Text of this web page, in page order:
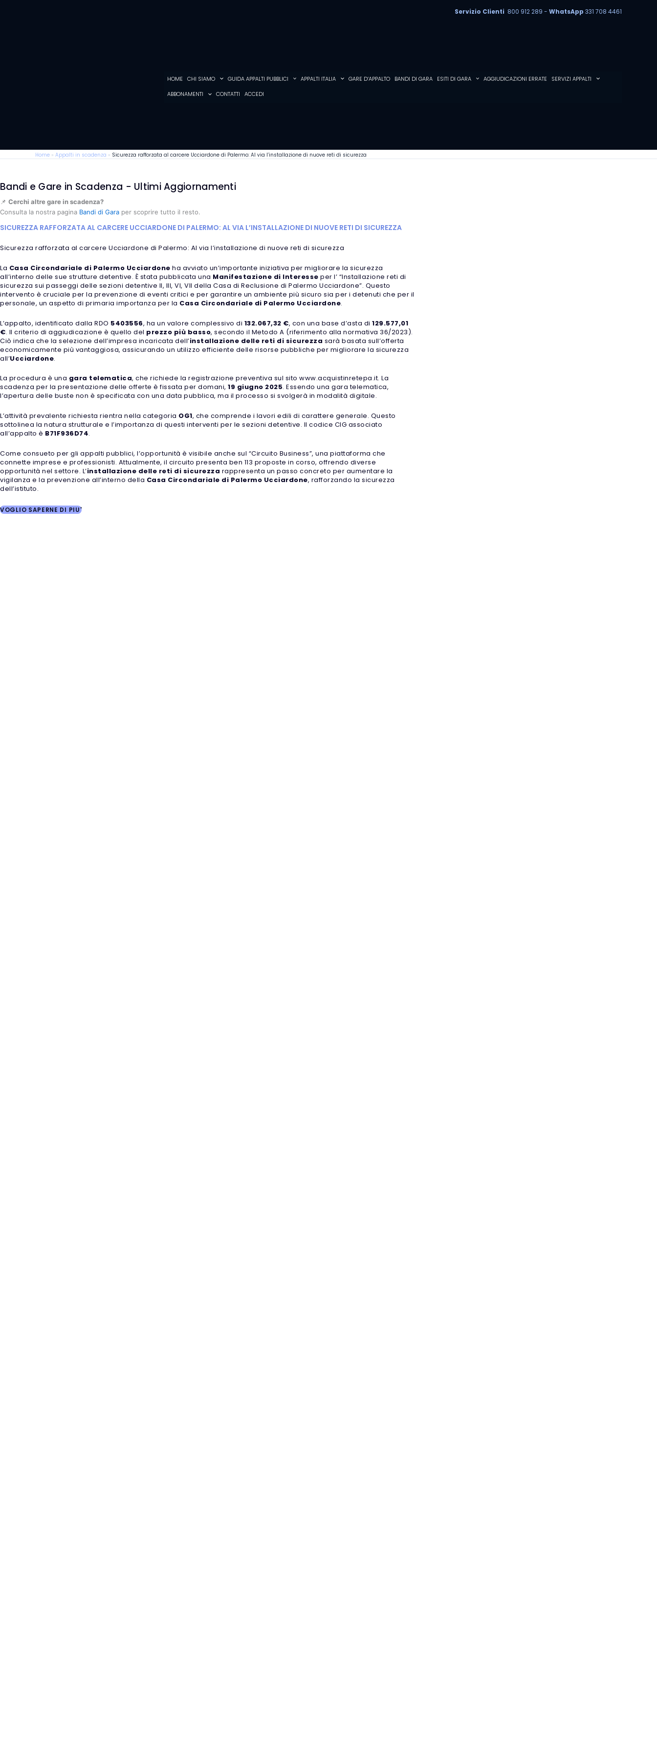
Servizio Clienti 800 912 289 - WhatsApp 331 708 4461
HOME CHI SIAMO GUIDA APPALTI PUBBLICI APPALTI ITALIA GARE D’APPALTO BANDI DI GARA ESITI DI GARA AGGIUDICAZIONI ERRATE
SERVIZI APPALTI
ABBONAMENTI
CONTATTI ACCEDI
Home » Appalti in scadenza » Sicurezza rafforzata al carcere Ucciardone di Palermo: Al via l’installazione di nuove reti di sicurezza
Bandi e Gare in Scadenza - Ultimi Aggiornamenti
📌 Cerchi altre gare in scadenza?
Consulta la nostra pagina Bandi di Gara per scoprire tutto il resto.
SICUREZZA RAFFORZATA AL CARCERE UCCIARDONE DI PALERMO: AL VIA L’INSTALLAZIONE DI NUOVE RETI DI SICUREZZA
Sicurezza rafforzata al carcere Ucciardone di Palermo: Al via l’installazione di nuove reti di sicurezza
La Casa Circondariale di Palermo Ucciardone ha avviato un’importante iniziativa per migliorare la sicurezza
all’interno delle sue strutture detentive. È stata pubblicata una Manifestazione di Interesse per l’ “Installazione reti di
sicurezza sui passeggi delle sezioni detentive II, III, VI, VII della Casa di Reclusione di Palermo Ucciardone”. Questo
intervento è cruciale per la prevenzione di eventi critici e per garantire un ambiente più sicuro sia per i detenuti che per il
personale, un aspetto di primaria importanza per la Casa Circondariale di Palermo Ucciardone.
L’appalto, identificato dalla RDO 5403556, ha un valore complessivo di 132.067,32 €, con una base d’asta di 129.577,01
€. Il criterio di aggiudicazione è quello del prezzo più basso, secondo il Metodo A (riferimento alla normativa 36/2023).
Ciò indica che la selezione dell’impresa incaricata dell’installazione delle reti di sicurezza sarà basata sull’offerta
economicamente più vantaggiosa, assicurando un utilizzo efficiente delle risorse pubbliche per migliorare la sicurezza
all’Ucciardone.
La procedura è una gara telematica, che richiede la registrazione preventiva sul sito www.acquistinretepa.it. La
scadenza per la presentazione delle offerte è fissata per domani, 19 giugno 2025. Essendo una gara telematica,
l’apertura delle buste non è specificata con una data pubblica, ma il processo si svolgerà in modalità digitale.
L’attività prevalente richiesta rientra nella categoria OG1, che comprende i lavori edili di carattere generale. Questo
sottolinea la natura strutturale e l’importanza di questi interventi per le sezioni detentive. Il codice CIG associato
all’appalto è B71F936D74.
Come consueto per gli appalti pubblici, l’opportunità è visibile anche sul “Circuito Business”, una piattaforma che
connette imprese e professionisti. Attualmente, il circuito presenta ben 113 proposte in corso, offrendo diverse
opportunità nel settore. L’installazione delle reti di sicurezza rappresenta un passo concreto per aumentare la
vigilanza e la prevenzione all’interno della Casa Circondariale di Palermo Ucciardone, rafforzando la sicurezza
dell’istituto.
VOGLIO SAPERNE DI PIU'